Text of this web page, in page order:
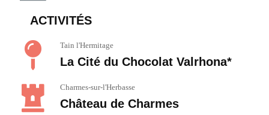
ACTIVITÉS
Tain l'Hermitage
La Cité du Chocolat Valrhona*
Charmes-sur-l'Herbasse
Château de Charmes